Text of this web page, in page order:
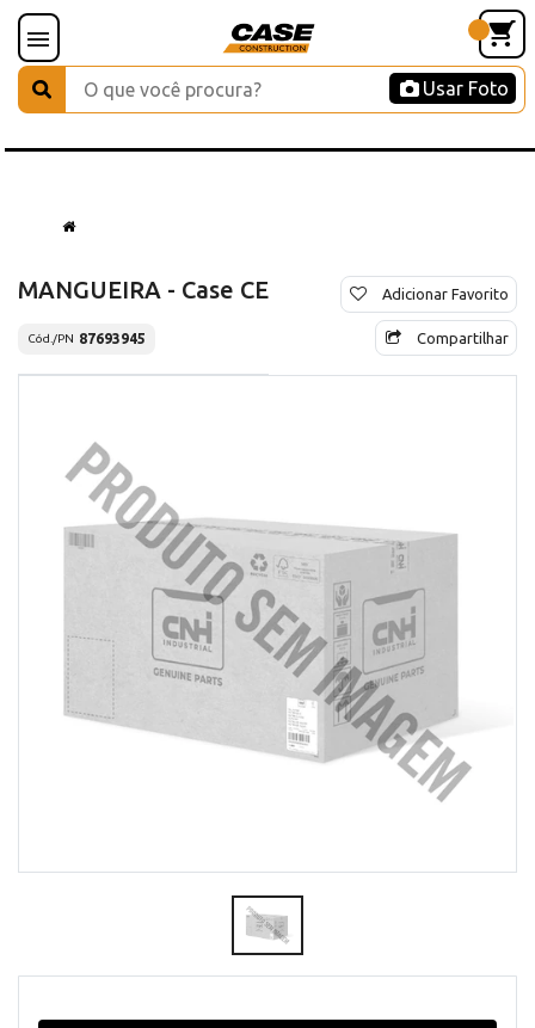
Usar Foto
MANGUEIRA - Case CE
Cód./PN 87693945
Adicionar Favorito
Compartilhar